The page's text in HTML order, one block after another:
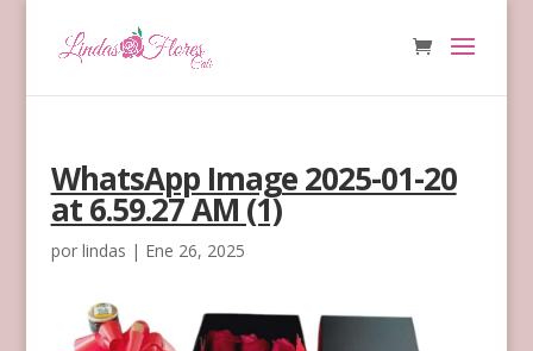
WhatsApp Image 2025-01-20
at 6.59.27 AM (1)
por lindas | Ene 26, 2025